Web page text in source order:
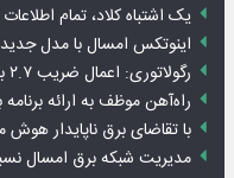
یک اشتباه کلاد، تمام اطلاعات
اینوتکس امسال با مدل
رگولاتوری: اعمال ضریب ۲.۷ برای اینترنت بین‌الملل صحت ندارد
راه‌آهن موظف به ارائه
با تقاضای برق ناپایدار
مدیریت شبکه برق امسال